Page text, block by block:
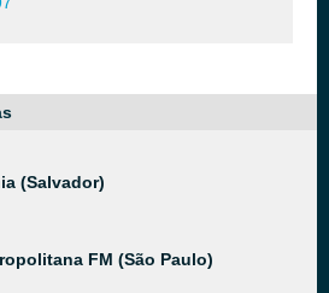
(Salvador)
FM (São Paulo)